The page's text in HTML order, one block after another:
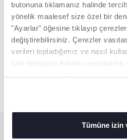
butonuna tıklamanız halinde
yönelik maalesef size özel bir
"Ayarlar" öğesine tıklayıp
değiştirebilirsiniz. Çerezler
verileri topladığımız ve nasıl
tüm detaylara linkteki aydınlatma
Tümüne izin
İçiçe Geçen Kaplar